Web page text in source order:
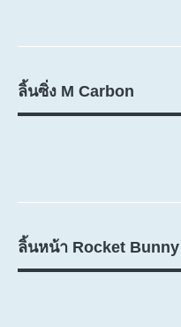
ลิ้นซิ่ง M Carbon
ลิ้นหน้า Rocket Bunny